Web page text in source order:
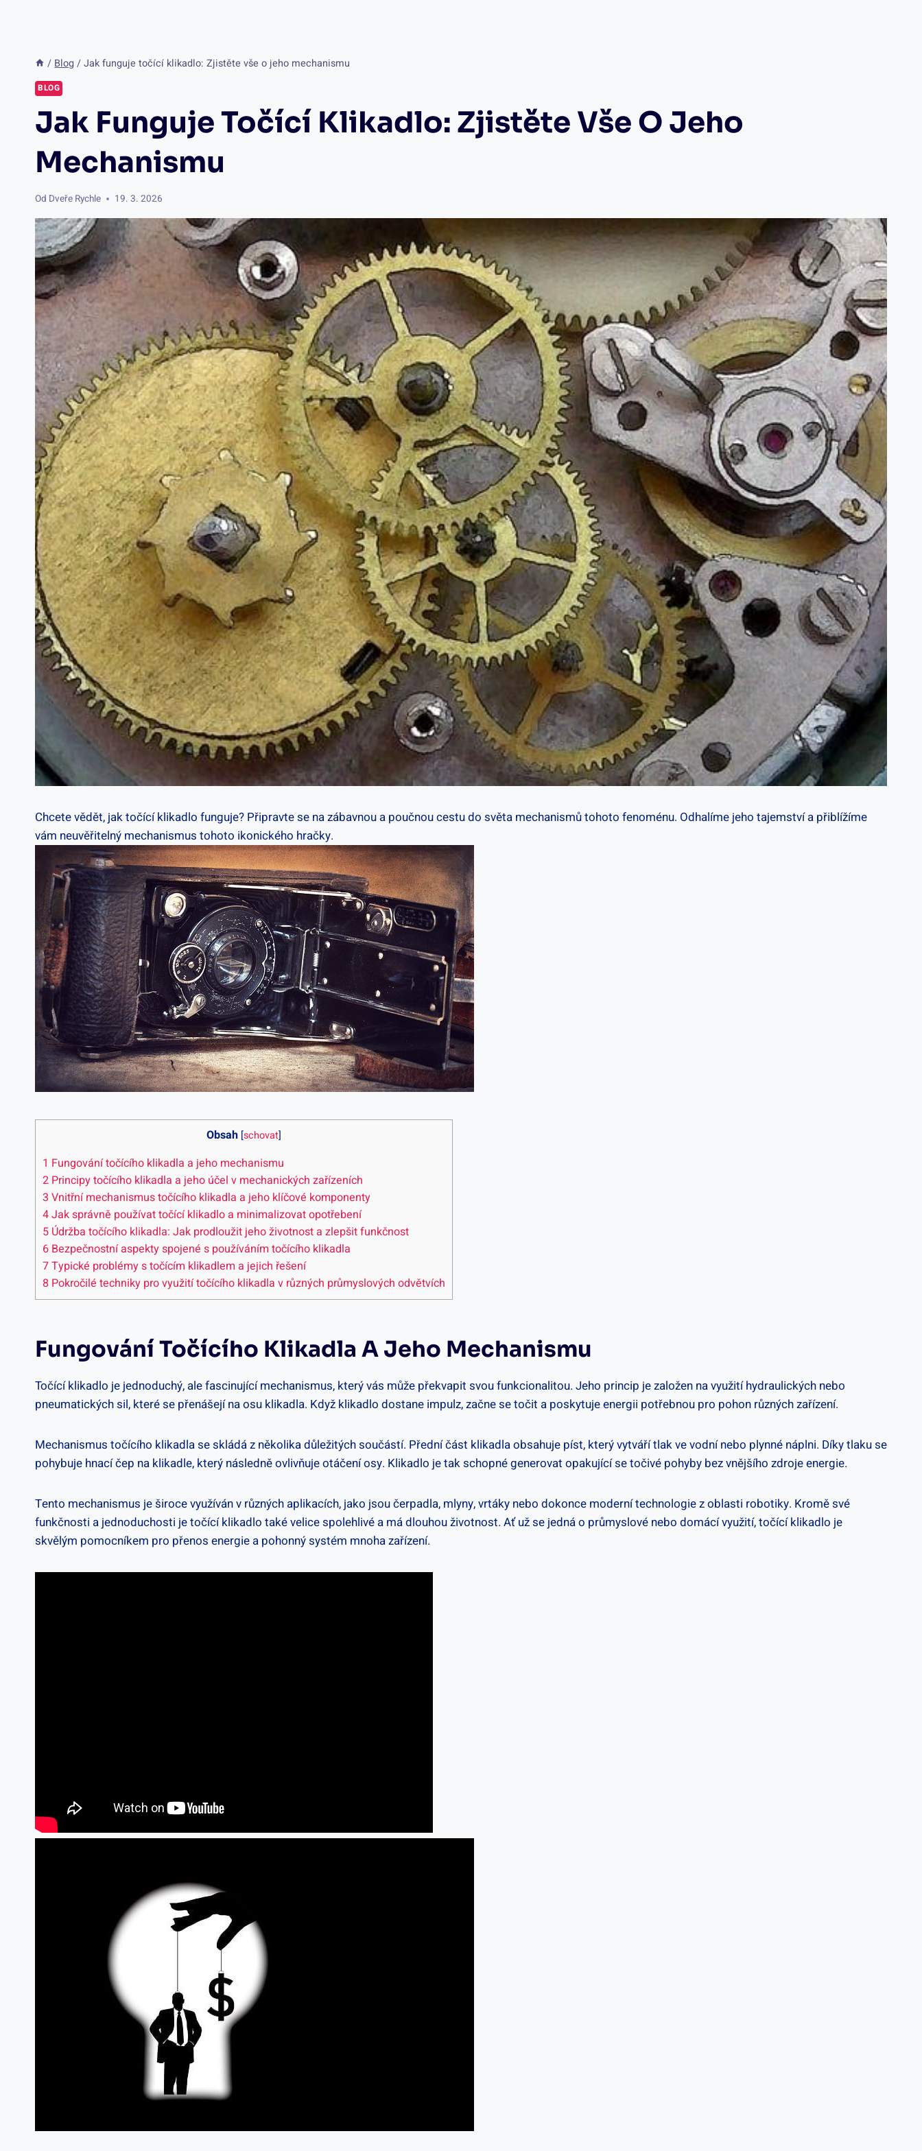
/ Blog / Jak funguje točící klikadlo: Zjistěte vše o jeho mechanismu
BLOG
Jak Funguje Točící Klikadlo: Zjistěte Vše O Jeho
Mechanismu
Od Dveře Rychle 19. 3. 2026
Chcete vědět, ‌jak​ točící klikadlo funguje? Připravte‍ se ⁣na ‍zábavnou a poučnou⁤ cestu⁤ do světa ⁤mechanismů ‍tohoto fenoménu.⁤ Odhalíme jeho‌ tajemství a ​přiblížíme
vám ‍neuvěřitelný ‍mechanismus ⁤tohoto ikonického hračky.
Obsah [schovat]
1 Fungování ⁤točícího klikadla a ⁣jeho mechanismu
2 Principy točícího ‌klikadla a jeho​ účel v mechanických zařízeních
3 Vnitřní ⁢mechanismus točícího klikadla⁤ a jeho klíčové komponenty
4Jak správně používat točící klikadlo a minimalizovat ​opotřebení
5 Údržba ‍točícího klikadla: Jak prodloužit ⁤jeho‍ životnost a zlepšit funkčnost
6 Bezpečnostní aspekty‍ spojené s používáním točícího klikadla
7Typické problémy s točícím klikadlem a jejich řešení
8 Pokročilé techniky pro využití ‌točícího klikadla v různých průmyslových odvětvích
Fungování ⁤točícího Klikadla A ⁣jeho Mechanismu
Točící klikadlo​ je jednoduchý, ale fascinující mechanismus,‍ který ​vás může překvapit⁣ svou funkcionalitou. Jeho princip je založen na využití hydraulických‍ nebo
pneumatických sil, ⁤které se‌ přenášejí na osu ​klikadla. Když klikadlo‍ dostane impulz, ​začne se⁣ točit ‍a poskytuje energii potřebnou pro pohon ‌různých zařízení.
Mechanismus točícího klikadla⁤ se skládá z několika důležitých součástí. Přední část klikadla obsahuje píst, který vytváří ⁢tlak​ ve vodní⁤ nebo plynné náplni. ⁢Díky tlaku se
pohybuje ‍hnací čep na klikadle, ⁤který následně ovlivňuje otáčení osy.⁢ Klikadlo⁤ je tak schopné generovat opakující se⁢ točivé ‌pohyby⁤ bez vnějšího ‍zdroje ⁢energie.
Tento ⁤mechanismus⁢ je široce využíván ⁤v ⁤různých⁢ aplikacích, jako jsou čerpadla, mlyny, vrtáky ‌nebo dokonce moderní technologie z oblasti robotiky. Kromě své ​
funkčnosti a jednoduchosti je točící klikadlo⁢ také velice ‌spolehlivé​ a ‌má ⁢dlouhou životnost. Ať ​už‍ se jedná o průmyslové ‌nebo ‍domácí využití, točící klikadlo ⁣je
skvělým pomocníkem pro⁤ přenos energie a pohonný systém ⁣mnoha zařízení.